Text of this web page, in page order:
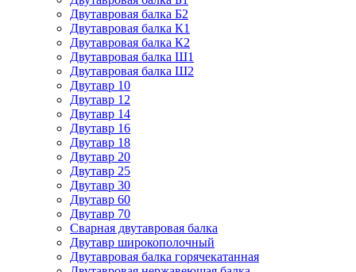
Двутавровая балка Б2
Двутавровая балка К1
Двутавровая балка К2
Двутавровая балка Ш1
Двутавровая балка Ш2
Двутавр 10
Двутавр 12
Двутавр 14
Двутавр 16
Двутавр 18
Двутавр 20
Двутавр 25
Двутавр 30
Двутавр 60
Двутавр 70
Сварная двутавровая балка
Двутавр широкополочный
Двутавровая балка горячекатанная